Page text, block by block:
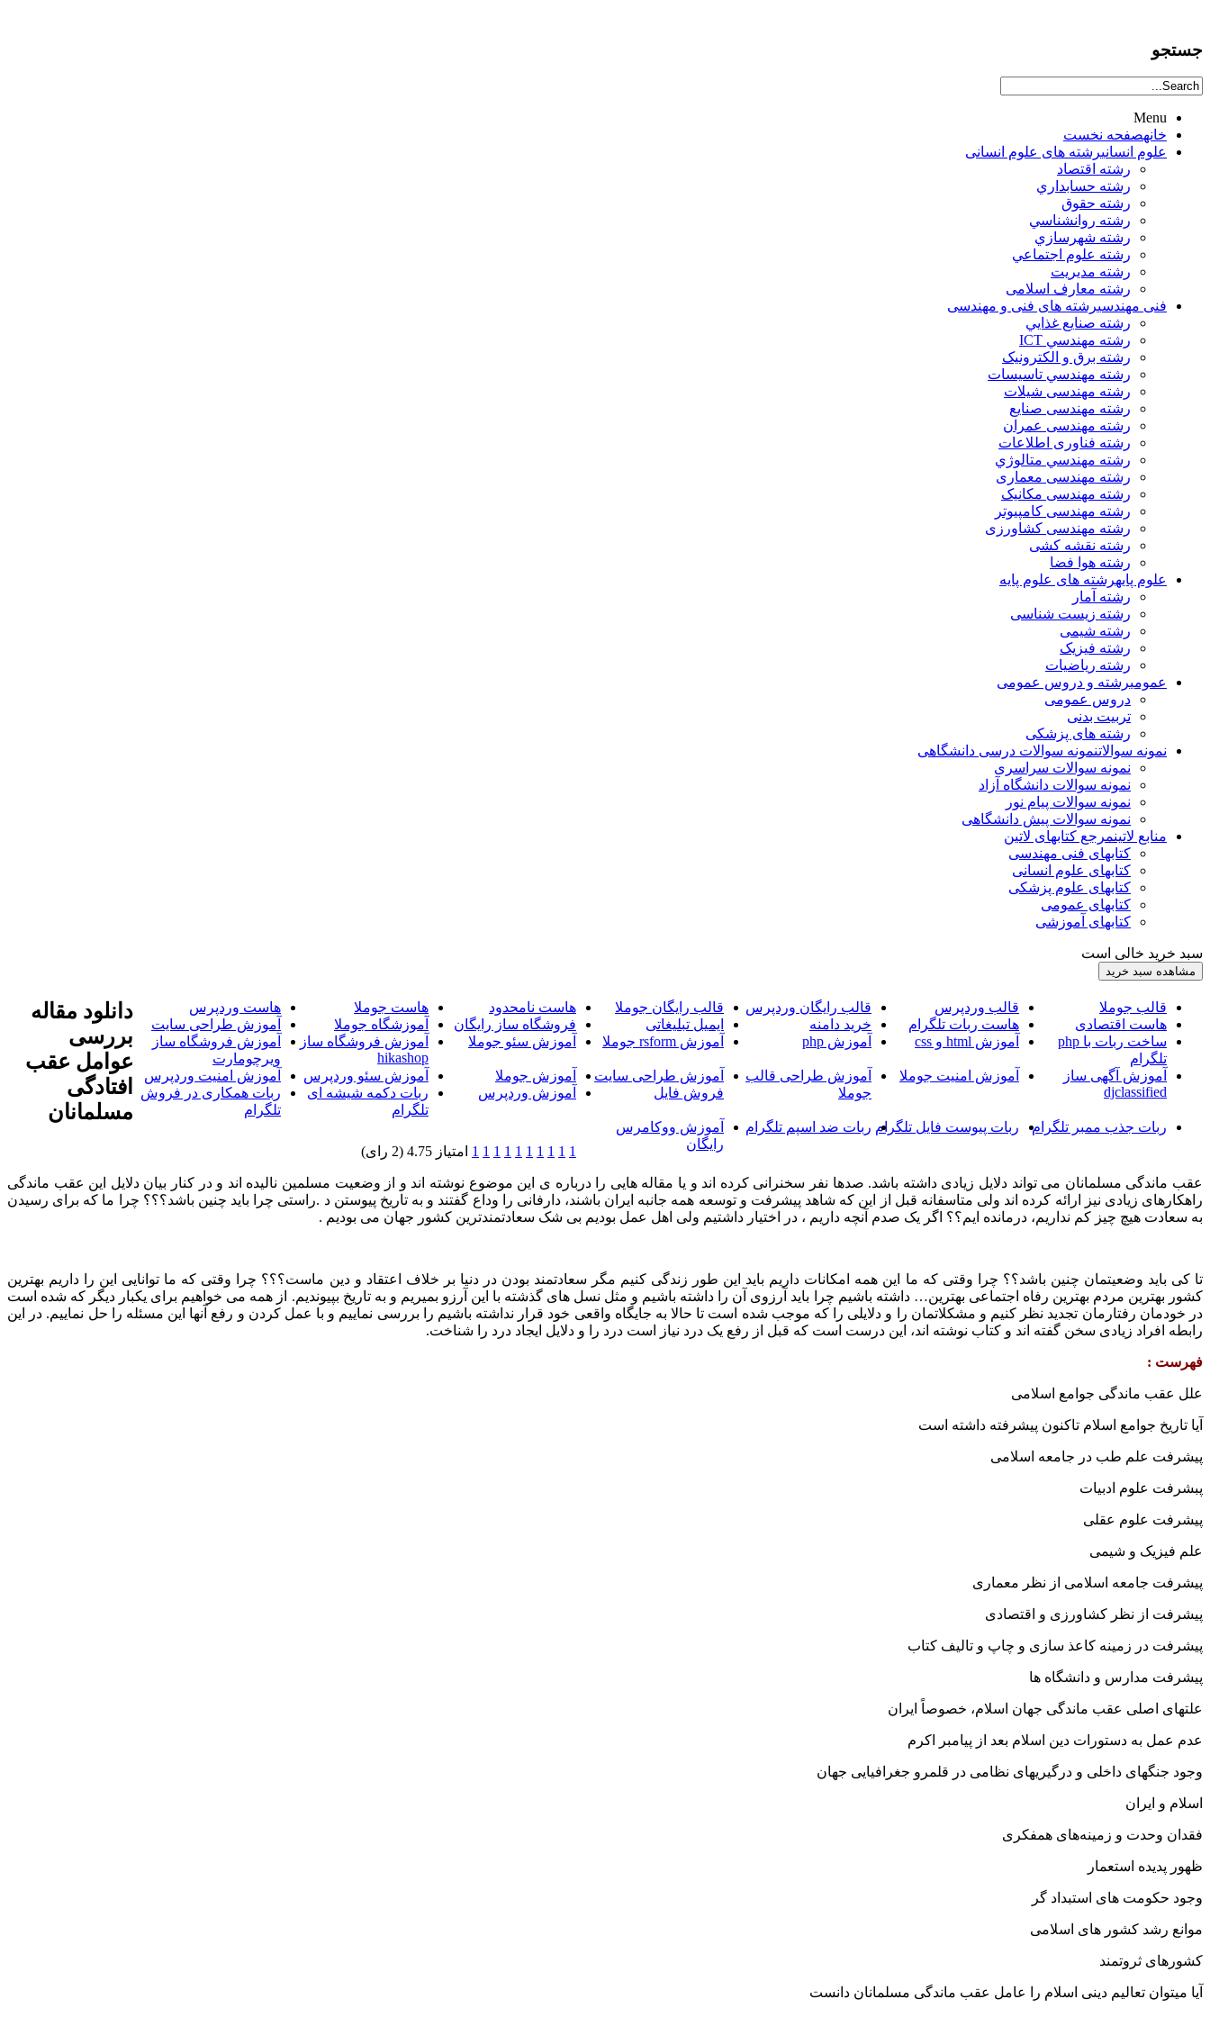
جستجو
Menu
خانهصفحه نخست
علوم انسانيرشته های علوم انسانی
رشته اقتصاد
رشته حسابداري
رشته حقوق
رشته روانشناسي
رشته شهرسازي
رشته علوم اجتماعي
رشته مديريت
رشته معارف اسلامی
فنی مهندسیرشته های فنی و مهندسی
رشته صنايع غذايي
رشته مهندسي ICT
رشته برق و الکترونيک
رشته مهندسي تاسيسات
رشته مهندسی شیلات
رشته مهندسی صنایع
رشته مهندسی عمران
رشته فناوری اطلاعات
رشته مهندسي متالوژي
رشته مهندسی معماری
رشته مهندسی مکانیک
رشته مهندسی کامپیوتر
رشته مهندسی کشاورزی
رشته نقشه کشی
رشته هوا فضا
علوم پایهرشته های علوم پایه
رشته آمار
رشته زیست شناسی
رشته شیمی
رشته فیزیک
رشته ریاضیات
عمومیرشته و دروس عمومی
دروس عمومی
تربیت بدنی
رشته های پزشکی
نمونه سوالاتنمونه سوالات درسی دانشگاهی
نمونه سوالات سراسری
نمونه سوالات دانشگاه آزاد
نمونه سوالات پیام نور
نمونه سوالات پیش دانشگاهی
منابع لاتینمرجع کتابهای لاتین
کتابهای فنی مهندسی
کتابهای علوم انسانی
کتابهای علوم پزشکی
کتابهای عمومی
کتابهای آموزشی
سبد خرید خالی است
قالب جوملا قالب وردپرس قالب رایگان وردپرس قالب رایگان جوملا هاست نامحدود هاست جوملا
هاست وردپرس
هاست اقتصادی
هاست ربات تلگرام خرید دامنه ایمیل تبلیغاتی فروشگاه ساز رایگان آموزشگاه جوملا
آموزش طراحی سایت
ساخت ربات با php
تلگرام
آموزش html و css آموزش php آموزش rsform جوملا آموزش سئو جوملا
آموزش فروشگاه ساز
hikashop
آموزش فروشگاه ساز
ویرچومارت
آموزش آگهی ساز
djclassified
آموزش امنیت جوملا
آموزش طراحی قالب
جوملا
آموزش طراحی سایت
فروش فایل
آموزش جوملا آموزش سئو وردپرس
آموزش امنیت وردپرس
آموزش وردپرس
ربات دکمه شیشه ای
تلگرام
ربات همکاری در فروش
تلگرام
ربات جذب ممبر تلگرام
ربات پیوست فایل تلگرام ربات ضد اسپم تلگرام
آموزش ووکامرس
رایگان
دانلود مقاله
بررسی
عوامل عقب
افتادگی
مسلمانان
1
1
1
1
1
1
1
1
1
1 امتیاز 4.75 (2 رای)
عقب ماندگی مسلمانان می تواند دلایل زیادی داشته باشد. صدها نفر سخنرانی کرده اند و یا مقاله هایی را درباره ی این موضوع نوشته اند و از وضعیت مسلمین نالیده اند و در کنار بیان دلایل این عقب ماندگی
راهکارهای زیادی نیز ارائه کرده اند ولی متاسفانه قبل از این که شاهد پیشرفت و توسعه همه جانبه ایران باشند، دارفانی را وداع گفتند و به تاریخ پیوستن د .راستی چرا باید چنین باشد؟؟؟ چرا ما که برای رسیدن
به سعادت هیچ چیز کم نداریم، درمانده ایم؟؟ اگر یک صدم آنچه داریم ، در اختیار داشتیم ولی اهل عمل بودیم بی شک سعادتمندترین کشور جهان می بودیم .
تا کی باید وضعیتمان چنین باشد؟؟ چرا وقتی که ما این همه امکانات داریم باید این طور زندگی کنیم مگر سعادتمند بودن در دنیا بر خلاف اعتقاد و دین ماست؟؟؟ چرا وقتی که ما توانایی این را داریم بهترین
کشور بهترین مردم بهترین رفاه اجتماعی بهترین… داشته باشیم چرا باید آرزوی آن را داشته باشیم و مثل نسل های گذشته با این آرزو بمیریم و به تاریخ بپیوندیم. از همه می خواهیم برای یکبار دیگر که شده است
در خودمان رفتارمان تجدید نظر کنیم و مشکلاتمان را و دلایلی را که موجب شده است تا حالا به جایگاه واقعی خود قرار نداشته باشیم را بررسی نماییم و با عمل کردن و رفع آنها این مسئله را حل نماییم. در این
رابطه افراد زیادی سخن گفته اند و کتاب نوشته اند، این درست است که قبل از رفع یک درد نیاز است درد را و دلایل ایجاد درد را شناخت.
فهرست :
علل عقب ماندگی جوامع اسلامی
آیا تاریخ جوامع اسلام تاکنون پیشرفته داشته است
پیشرفت علم طب در جامعه اسلامی
پبشرفت علوم ادبیات
پیشرفت علوم عقلی
علم فیزیک و شیمی
پیشرفت جامعه اسلامی از نظر معماری
پیشرفت از نظر کشاورزی و اقتصادی
پیشرفت در زمینه کاعذ سازی و چاپ و تالیف کتاب
پیشرفت مدارس و دانشگاه ها
علتهای اصلی عقب ماندگی جهان اسلام، خصوصاً ایران
عدم عمل به دستورات دین اسلام بعد از پیامبر اکرم
وجود جنگهای داخلی و درگیریهای نظامی در قلمرو جغرافیایی جهان
اسلام و ایران
فقدان وحدت و زمینه‌های همفکری
ظهور پدیده استعمار
وجود حکومت های استبداد گر
موانع رشد کشور های اسلامی
کشورهای ثروتمند
آیا میتوان تعالیم دینی اسلام را عامل عقب ماندگی مسلمانان دانست